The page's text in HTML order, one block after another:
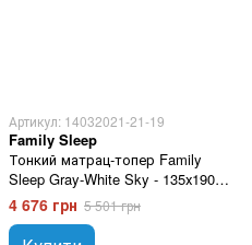
Артикул: 14032021-21-19
Family Sleep
Тонкий матрац-топер Family
Sleep Gray-White Sky - 135х190
см
4 676 грн 5 501 грн